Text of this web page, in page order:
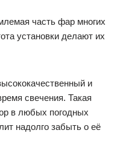
часть фар многих
установки делают их
и
свечения. Такая
в любых погодных
надолго забыть о её